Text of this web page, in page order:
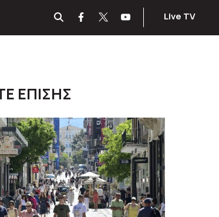
Live TV
ΕΠΙΣΗΣ